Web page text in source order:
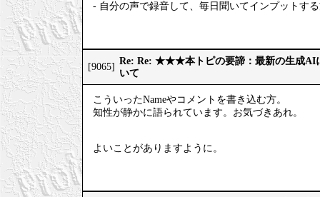
- 自分の声で録音して、毎日聞いてインプットす
[9065]
Re: Re: ★★★本トピの要諦：最新の生成AI
いて
こういったNameやコメントを書き込む方。
知性が静かに語られています。お気づきあれ。
よいことがありますように。